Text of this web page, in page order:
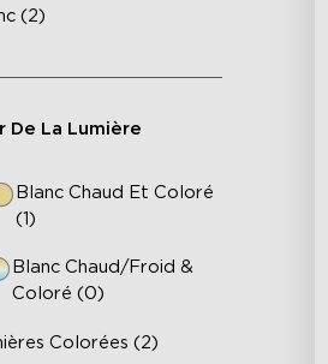
(2)
De La Lumière
Blanc Chaud Et Coloré
(1)
Blanc Chaud/Froid &
Coloré (0)
Colorées (2)